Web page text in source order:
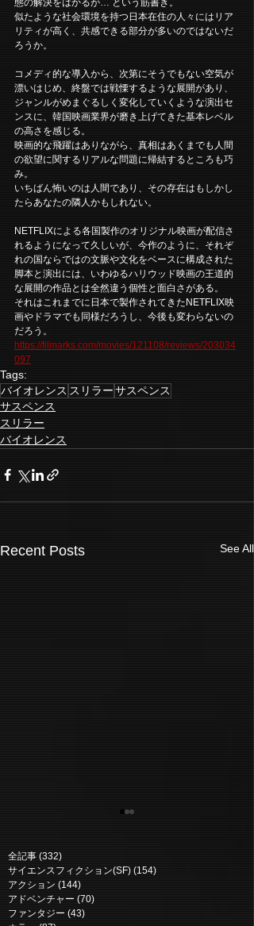
似たような社会環境を持つ日本在住の人々にはリア
リティが高く、共感できる部分が多いのではないだ
ろうか。
コメディ的な導入から、次第にそうでもない空気が
漂いはじめ、終盤では戦慄するような展開があり、
ジャンルがめまぐるしく変化していくような演出セ
ンスに、韓国映画業界が磨き上げてきた基本レベル
の高さを感じる。
映画的な飛躍はありながら、真相はあくまでも人間
の欲望に関するリアルな問題に帰結するところも巧
み。
いちばん怖いのは人間であり、その存在はもしかし
たらあなたの隣人かもしれない。
NETFLIXによる各国製作のオリジナル映画が配信さ
れるようになって久しいが、今作のように、それぞ
れの国ならではの文脈や文化をベースに構成された
脚本と演出には、いわゆるハリウッド映画の王道的
な展開の作品とは全然違う個性と面白さがある。
それはこれまでに日本で製作されてきたNETFLIX映
画やドラマでも同様だろうし、今後も変わらないの
だろう。
https://filmarks.com/movies/121108/reviews/203034
097
Tags:
バイオレンス スリラーサスペンス
サスペンス
スリラー
バイオレンス
Recent Posts See All
全記事 (332)
サイエンスフィクション(SF) (154)
アクション (144)
アドベンチャー (70)
ファンタジー (43)